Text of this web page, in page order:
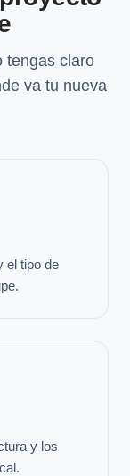
tengas claro
va tu nueva
el tipo de
y los